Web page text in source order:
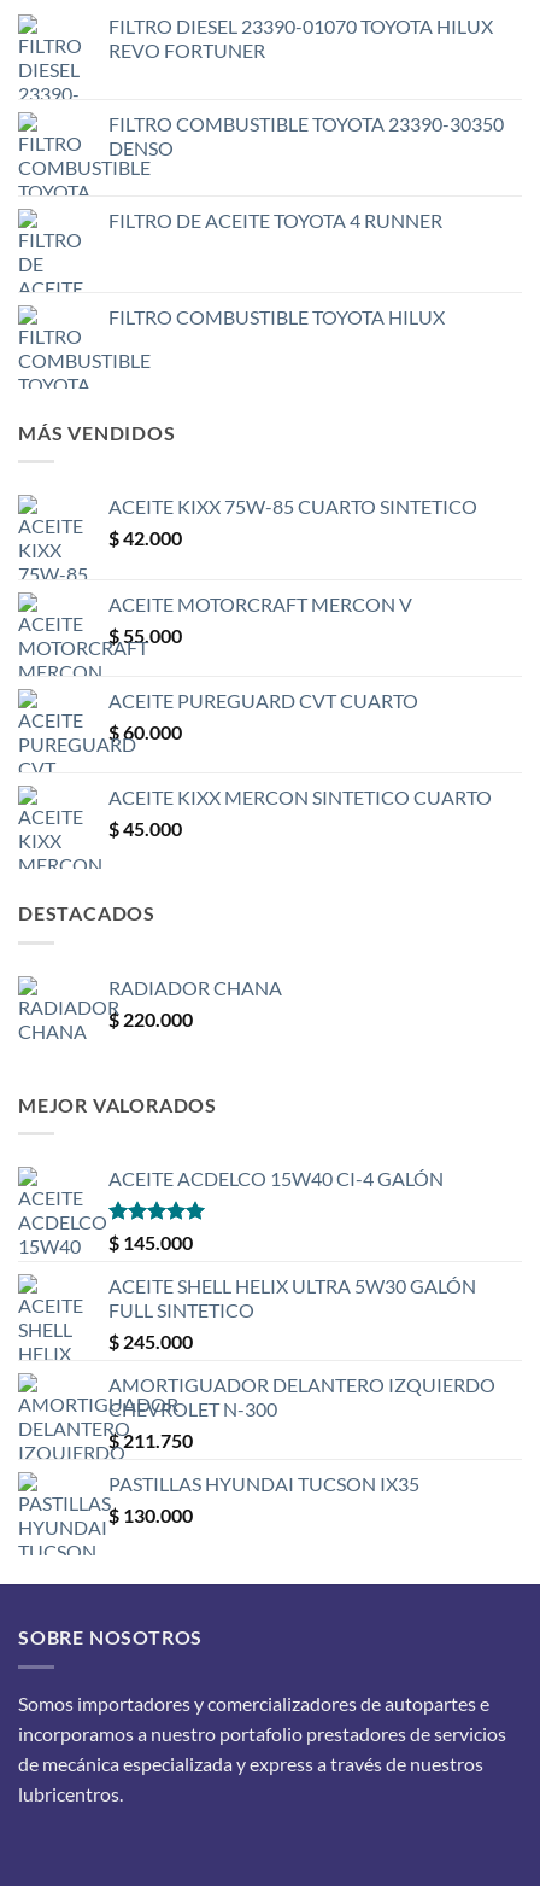
FILTRO DIESEL 23390-01070 TOYOTA HILUX
REVO FORTUNER
FILTRO COMBUSTIBLE TOYOTA 23390-30350
DENSO
FILTRO DE ACEITE TOYOTA 4 RUNNER
FILTRO COMBUSTIBLE TOYOTA HILUX
MÁS VENDIDOS
ACEITE KIXX 75W-85 CUARTO SINTETICO
$42.000
ACEITE MOTORCRAFT MERCON V
$55.000
ACEITE PUREGUARD CVT CUARTO
$60.000
ACEITE KIXX MERCON SINTETICO CUARTO
$45.000
DESTACADOS
RADIADOR CHANA
$ 220.000
MEJOR VALORADOS
ACEITE ACDELCO 15W40 CI-4 GALÓN
Valorado
con
$ 145.000
ACEITE SHELL HELIX ULTRA 5W30 GALÓN
FULL SINTETICO
$ 245.000
AMORTIGUADOR DELANTERO IZQUIERDO
CHEVROLET N-300
$211.750
PASTILLAS HYUNDAI TUCSON IX35
$ 130.000
SOBRE NOSOTROS
Somos importadores y comercializadores de autopartes e
incorporamos a nuestro portafolio prestadores de servicios
de mecánica especializada y express a través de nuestros
lubricentros.